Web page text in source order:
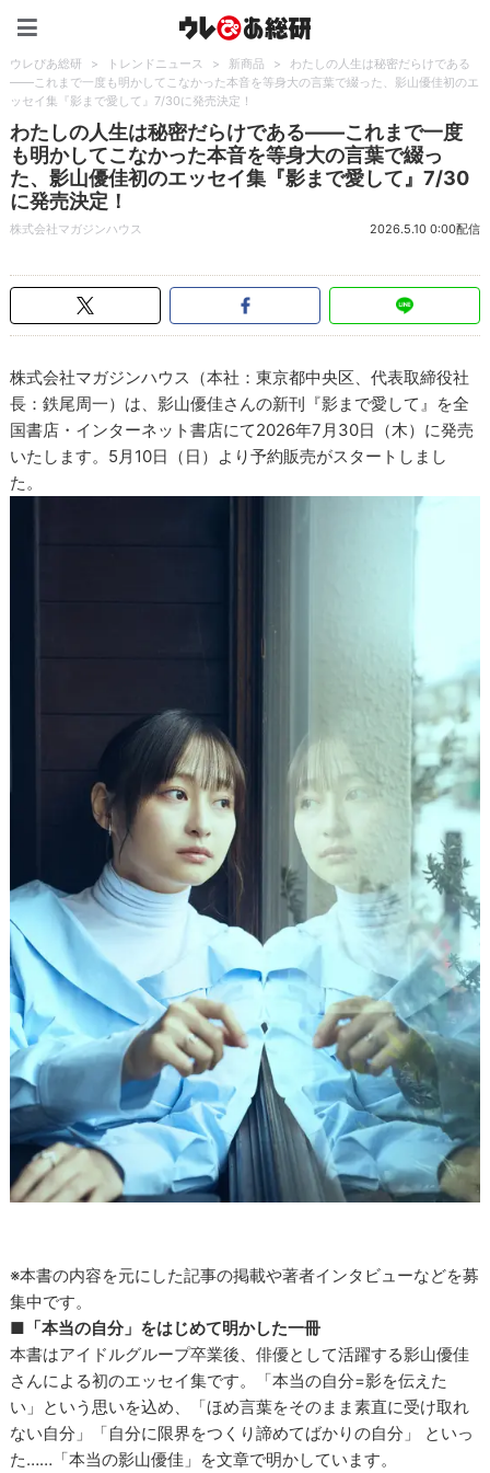
ウレぴあ総研 > トレンドニュース > 新商品 >
わたしの人生は秘密だらけである
――これまで一度も明かしてこなかった本音を等身大の言葉で綴った、影山優佳初のエ
ッセイ集『影まで愛して』7/30に発売決定！
わたしの人生は秘密だらけである――これまで一度
も明かしてこなかった本音を等身大の言葉で綴っ
た、影山優佳初のエッセイ集『影まで愛して』7/30
に発売決定！
株式会社マガジンハウス 2026.5.10 0:00配信
株式会社マガジンハウス（本社：東京都中央区、代表取締役社
長：鉄尾周一）は、影山優佳さんの新刊『影まで愛して』を全
国書店・インターネット書店にて2026年7月30日（木）に発売
いたします。5月10日（日）より予約販売がスタートしまし
た。
※本書の内容を元にした記事の掲載や著者インタビューなどを募
集中です。
■「本当の自分」をはじめて明かした一冊
本書はアイドルグループ卒業後、俳優として活躍する影山優佳
さんによる初のエッセイ集です。「本当の自分=影を伝えた
い」という思いを込め、「ほめ言葉をそのまま素直に受け取れ
ない自分」「自分に限界をつくり諦めてばかりの自分」 といっ
た……「本当の影山優佳」を文章で明かしています。